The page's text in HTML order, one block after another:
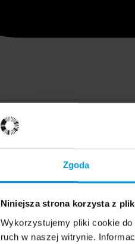
Zgoda
Niniejsza strona korzysta z
Wykorzystujemy pliki cookie
ruch w naszej witrynie.